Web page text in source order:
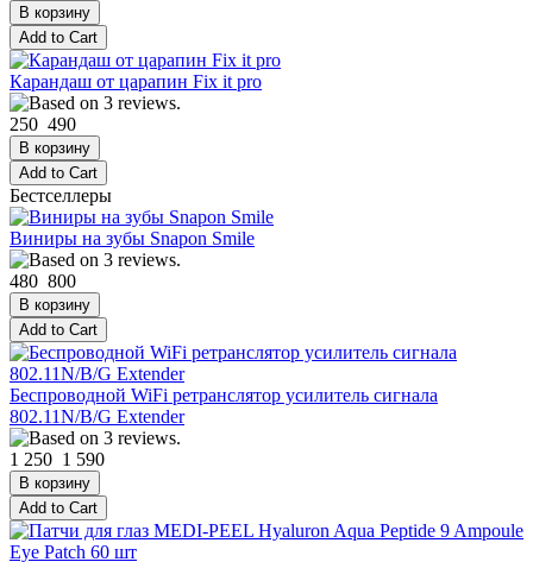
Карандаш от царапин Fix it pro
250 490
Бестселлеры
Виниры на зубы Snapon Smile
480 800
Беспроводной WiFi ретранслятор усилитель сигнала
802.11N/B/G Extender
1 250 1 590